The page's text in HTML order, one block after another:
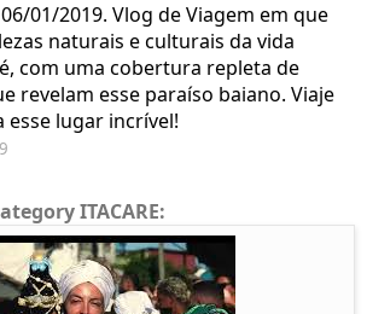
01/2019. Vlog de Viagem em que
naturais e culturais da vida
com uma cobertura repleta de
revelam esse paraíso baiano. Viaje
esse lugar incrível!
ITACARE: